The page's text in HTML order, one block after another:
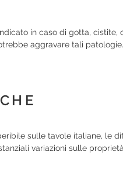
in caso di gotta, cistite,
aggravare tali patologie.
sulle tavole italiane, le
variazioni sulle